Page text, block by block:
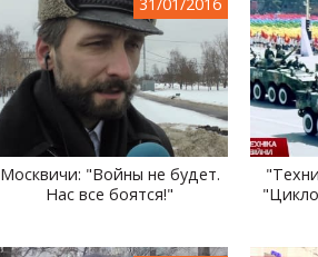
Москвичи: "Войны не будет.
Нас все боятся!"